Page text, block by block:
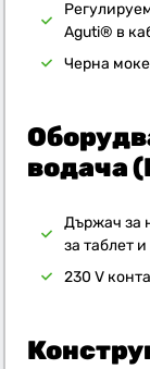
Aguti® в
Черна
водача
Държач за
за таблет
230 V